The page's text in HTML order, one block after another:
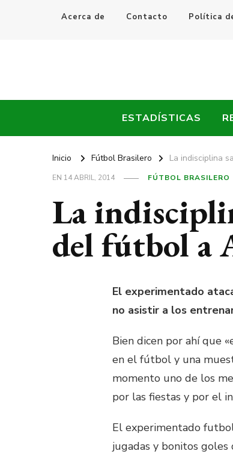
Acerca de Contacto Política
Every Fútbol
ESTADÍSTICAS
Inicio Fútbol Brasilero La indisciplina
EN 14 ABRIL, 2014 FÚTBOL BRASILERO
La
del fútbol a
El experimentado
no asistir a los
Bien dicen por ahí que
en el fútbol y una
momento uno de los
por las fiestas y por el
El experimentado
jugadas y bonitos